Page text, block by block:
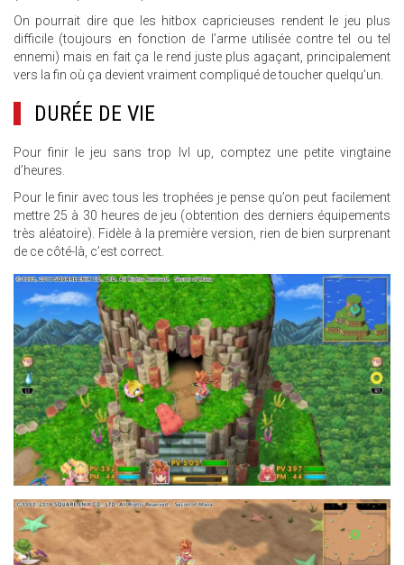
On pourrait dire que les hitbox capricieuses rendent le jeu plus
difficile (toujours en fonction de l’arme utilisée contre tel ou tel
ennemi) mais en fait ça le rend juste plus agaçant, principalement
vers la fin où ça devient vraiment compliqué de toucher quelqu’un.
DURÉE DE VIE
Pour finir le jeu sans trop lvl up, comptez une petite vingtaine
d’heures.
Pour le finir avec tous les trophées je pense qu’on peut facilement
mettre 25 à 30 heures de jeu (obtention des derniers équipements
très aléatoire). Fidèle à la première version, rien de bien surprenant
de ce côté-là, c’est correct.
16.JPG
14.JPG